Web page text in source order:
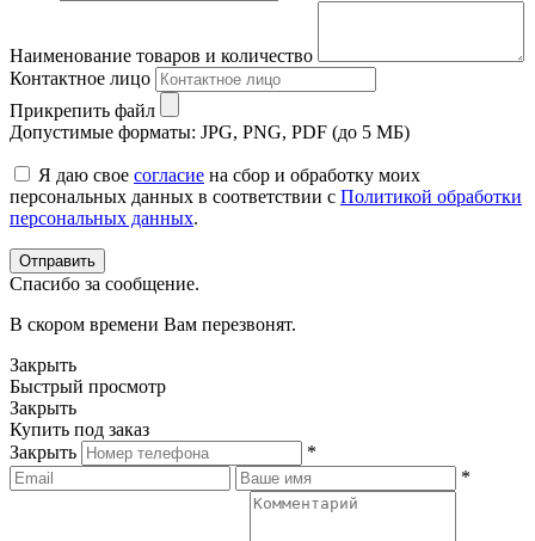
Наименование товаров и количество
Контактное лицо
Прикрепить файл
Допустимые форматы: JPG, PNG, PDF (до 5 МБ)
Я даю свое согласие на сбор и обработку моих
персональных данных в соответствии с Политикой обработки
персональных данных.
Спасибо за сообщение.
В скором времени Вам перезвонят.
Закрыть
Быстрый просмотр
Закрыть
Купить под заказ
Закрыть
*
*